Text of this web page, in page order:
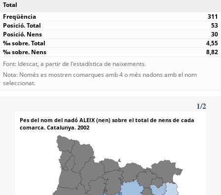
Total
311
53
30
4,55
8,82
Font: Idescat, a partir de l'estadística de naixements.
Nota: Només es mostren comarques amb 4 o més nadons amb el nom
seleccionat.